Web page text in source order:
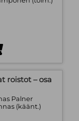
roistot – osa
Palner
(käänt.)